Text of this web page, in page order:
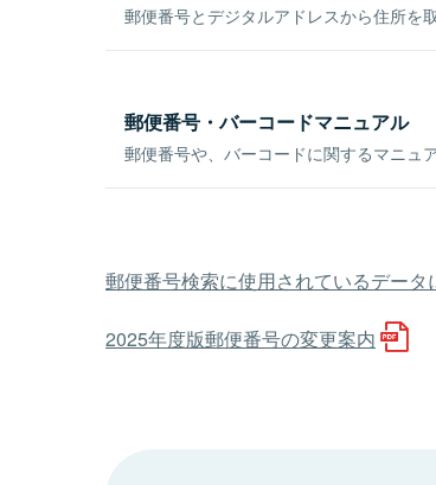
郵便番号とデジタルアドレスから住所を
郵便番号・バーコードマニュアル
郵便番号や、バーコードに関するマニュ
郵便番号検索に使用されているデータ
2025年度版郵便番号の変更案内